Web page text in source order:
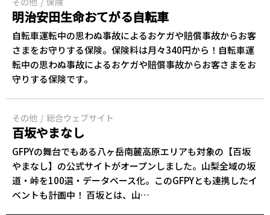
明治安田生命おてがる自転車
自転車運転中の思わぬ事故によるおケガや賠償事故からお客
さまをお守りする保険。保険料は月々340円から！自転車運
転中の思わぬ事故によるおケガや賠償事故からお客さまをお
守りする保険です。
その他 総合ウェブサイト
百坂やまなし
GFPYの舞台でもある八ヶ岳南麓高原エリアも対象の【百坂
やまなし】の公式サイトがオープンしました。山梨全域の坂
道・峠を100選・データベース化。このGFPYとも連携したイ
ベントも計画中！ 百坂とは、山…